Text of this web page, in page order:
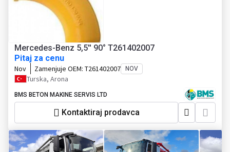
Mercedes-Benz 5,5'' 90° T261402007
Pitaj za cenu
Nov Zamenjuje OEM: T261402007 NOV
Turska, Arona
BMS BETON MAKINE SERVIS LTD
Kontaktiraj prodavca